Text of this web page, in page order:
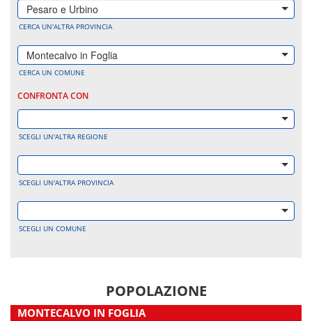
Pesaro e Urbino
CERCA UN'ALTRA PROVINCIA
Montecalvo in Foglia
CERCA UN COMUNE
CONFRONTA CON
SCEGLI UN'ALTRA REGIONE
SCEGLI UN'ALTRA PROVINCIA
SCEGLI UN COMUNE
POPOLAZIONE
MONTECALVO IN FOGLIA